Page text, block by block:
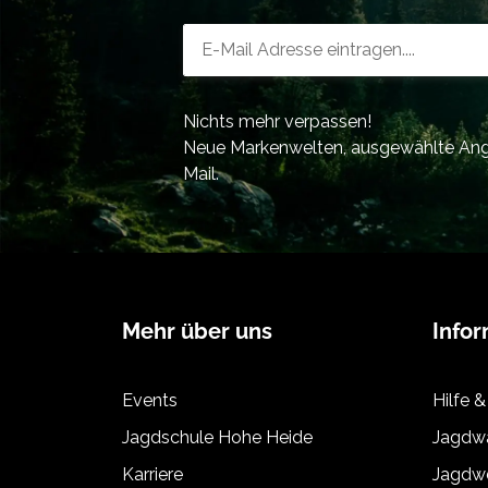
Objektiver Sehwinkel
Nahbereich
Einstellbarer Augenabstand
Transmission
Dioptrienausgleich
Brillenträgerokular
Prismensystem
Fokussierung
Wasserdichtigkeit
Nichts mehr verpassen!
Neue Markenwelten, ausgewählte
Mail.
Mehr über uns
Events
Jagdschule Hohe Heide
Karriere
Hilfe